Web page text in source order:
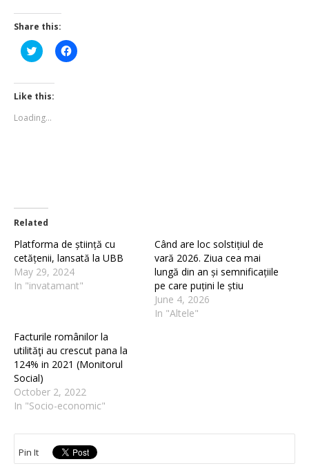
Share this:
Click
to
Twitter
(Opens
in
window)
Click
to
Like this:
Loading...
Related
Platforma de știință cu
cetățenii, lansată la UBB
May 29, 2024
In "invatamant"
Când are loc solstițiul de
vară 2026. Ziua cea mai
lungă din an și semnificațiile
pe care puțini le știu
June 4, 2026
In "Altele"
Facturile românilor la
utilităţi au crescut pana la
124% in 2021 (Monitorul
Social)
October 2, 2022
In "Socio-economic"
Pin It